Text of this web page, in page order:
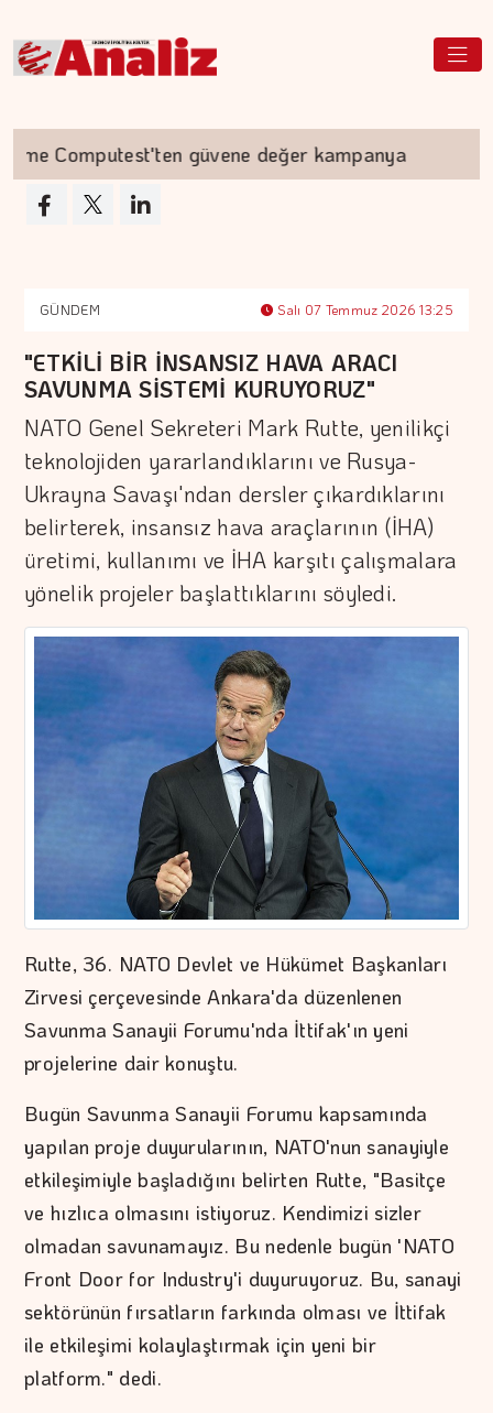
güvene değer kampanya
GÜNDEM Salı 07 Temmuz 2026 13:25
"ETKİLİ BİR İNSANSIZ HAVA ARACI
SAVUNMA SİSTEMİ KURUYORUZ"
NATO Genel Sekreteri Mark Rutte, yenilikçi
teknolojiden yararlandıklarını ve Rusya-
Ukrayna Savaşı'ndan dersler çıkardıklarını
belirterek, insansız hava araçlarının (İHA)
üretimi, kullanımı ve İHA karşıtı çalışmalara
yönelik projeler başlattıklarını söyledi.
Rutte, 36.⁠ ⁠NATO Devlet ve Hükümet Başkanları
Zirvesi çerçevesinde Ankara'da düzenlenen
Savunma Sanayii Forumu'nda İttifak'ın yeni
projelerine dair konuştu.
Bugün Savunma Sanayii Forumu kapsamında
yapılan proje duyurularının, NATO'nun sanayiyle
etkileşimiyle başladığını belirten Rutte, "Basitçe
ve hızlıca olmasını istiyoruz. Kendimizi sizler
olmadan savunamayız. Bu nedenle bugün 'NATO
Front Door for Industry'i duyuruyoruz. Bu, sanayi
sektörünün fırsatların farkında olması ve İttifak
ile etkileşimi kolaylaştırmak için yeni bir
platform." dedi.